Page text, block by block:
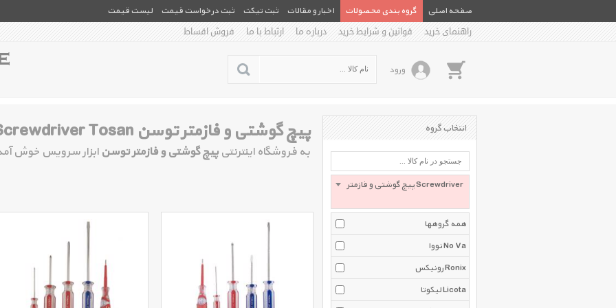
صفحه اصلی گروه بندی محصولات اخبار و مقالات ثبت تیکت ثبت درخواست قیمت
لیست قیمت
راهنمای خرید
قوانین و شرایط خرید درباره ما ارتباط با ما فروش اقساط
ورود
پیچ گوشتی و فازمتر توسن Screwdriver Tosan
به فروشگاه اینترنتی پیچ گوشتی و فازمتر توسن ابزار سرویس خوش
انتخاب گروه
پیچ گوشتی و فازمتر Screwdriver
همه گروهها
نووا No Va
رونیکس Ronix
لیکوتا Licota